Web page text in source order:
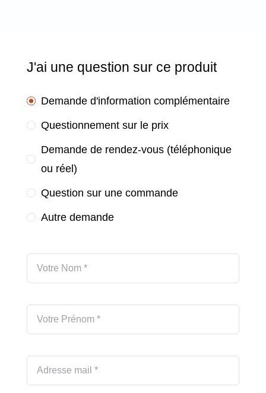
J'ai une question sur ce produit
Demande d'information complémentaire
Questionnement sur le prix
Demande de rendez-vous (téléphonique
ou réel)
Question sur une commande
Autre demande